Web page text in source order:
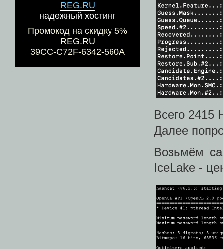
REG.RU
надежный хостинг
Промокод на скидку 5%
REG.RU
39CC-C72F-6342-560A
Всего 2415
Далее
Возьмём
IceLake -